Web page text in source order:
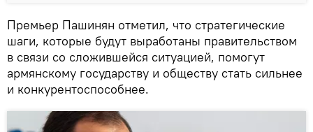
Премьер Пашинян отметил, что стратегические
шаги, которые будут выработаны правительством
в связи со сложившейся ситуацией, помогут
армянскому государству и обществу стать сильнее
и конкурентоспособнее.